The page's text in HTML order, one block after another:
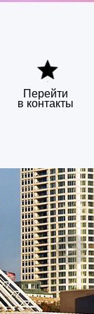
Перейти
в контакты
▶